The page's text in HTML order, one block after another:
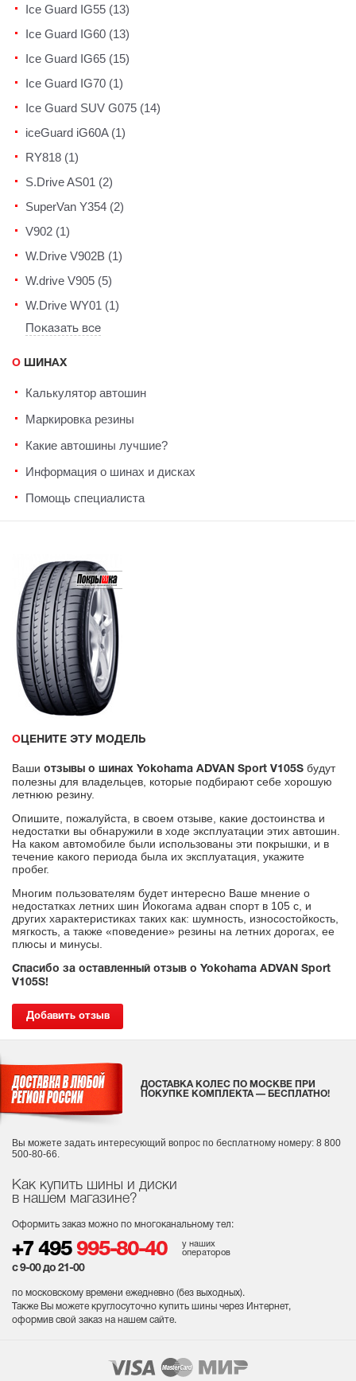
Ice Guard IG55 (13)
Ice Guard IG60 (13)
Ice Guard IG65 (15)
Ice Guard IG70 (1)
Ice Guard SUV G075 (14)
iceGuard iG60A (1)
RY818 (1)
S.Drive AS01 (2)
SuperVan Y354 (2)
V902 (1)
W.Drive V902B (1)
W.drive V905 (5)
W.Drive WY01 (1)
Показать все
О ШИНАХ
Калькулятор автошин
Маркировка резины
Какие автошины лучшие?
Информация о шинах и дисках
Помощь специалиста
ОЦЕНИТЕ ЭТУ МОДЕЛЬ
Ваши отзывы о шинах Yokohama ADVAN Sport V105S будут
полезны для владельцев, которые подбирают себе хорошую
летнюю резину.
Опишите, пожалуйста, в своем отзыве, какие достоинства и
недостатки вы обнаружили в ходе эксплуатации этих автошин.
На каком автомобиле были использованы эти покрышки, и в
течение какого периода была их эксплуатация, укажите
пробег.
Многим пользователям будет интересно Ваше мнение о
недостатках летних шин Йокогама адван спорт в 105 с, и
других характеристиках таких как: шумность, износостойкость,
мягкость, а также «поведение» резины на летних дорогах, ее
плюсы и минусы.
Спасибо за оставленный отзыв о Yokohama ADVAN Sport
V105S!
Добавить отзыв
Как купить шины и диски
в нашем магазине?
Оформить заказ можно по многоканальному тел:
+7 495 995-80-40
у наших
операторов
с 9-00 до 21-00
по московскому времени ежедневно (без выходных).
Также Вы можете круглосуточно купить шины через Интернет,
оформив свой заказ на нашем сайте.
ДОСТАВКА КОЛЕС ПО МОСКВЕ ПРИ
ПОКУПКЕ КОМПЛЕКТА — БЕСПЛАТНО!
Вы можете задать интересующий вопрос по бесплатному номеру: 8 800
500-80-66.